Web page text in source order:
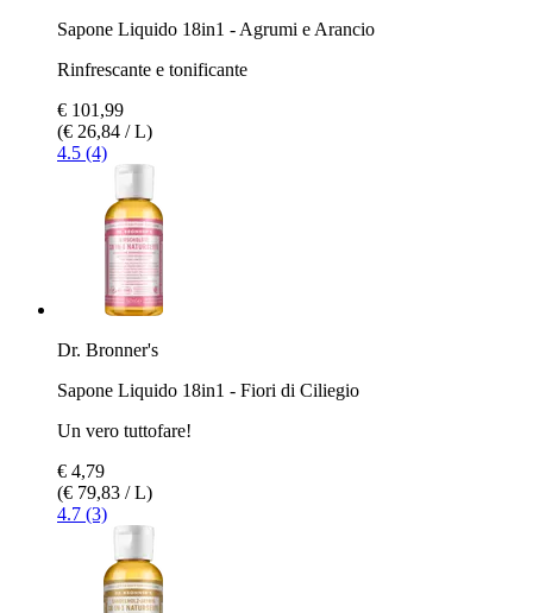
Sapone Liquido 18in1 - Agrumi e Arancio
Rinfrescante e tonificante
€ 101,99
(€ 26,84 / L)
4.5 (4)
Dr. Bronner's
Sapone Liquido 18in1 - Fiori di Ciliegio
Un vero tuttofare!
€ 4,79
(€ 79,83 / L)
4.7 (3)